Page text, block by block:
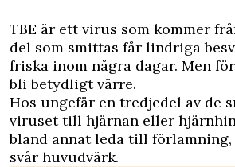
TBE är ett virus som kommer
del som smittas får lindriga
friska inom några dagar. Men
bli betydligt värre.
Hos ungefär en tredjedel av de
viruset till hjärnan eller
bland annat leda till
svår huvudvärk.